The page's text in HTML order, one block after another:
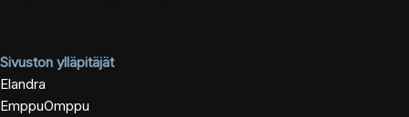
Sivuston ylläpitäjät
Elandra
EmppuOmppu